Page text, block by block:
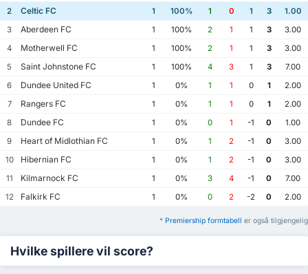
2 Celtic FC 1 100% 1 0 1 3
1.00
3
Aberdeen FC 1 100% 2 1 1 3
3.00
4
Motherwell FC 1 100% 2 1 1 3
3.00
5
Saint Johnstone FC 1 100% 4 3 1 3
7.00
6
Dundee United FC 1 0% 1 1 0 1
2.00
7
Rangers FC 1 0% 1 1 0 1
2.00
8
Dundee FC 1 0% 0 1 -1 0
1.00
9
Heart of Midlothian FC 1 0% 1 2 -1 0
3.00
10
Hibernian FC 1 0% 1 2 -1 0
3.00
11
Kilmarnock FC 1 0% 3 4 -1 0
7.00
12
Falkirk FC 1 0% 0 2 -2 0 2.00
* Premiership formtabell er også tilgjengelig
Hvilke spillere vil score?